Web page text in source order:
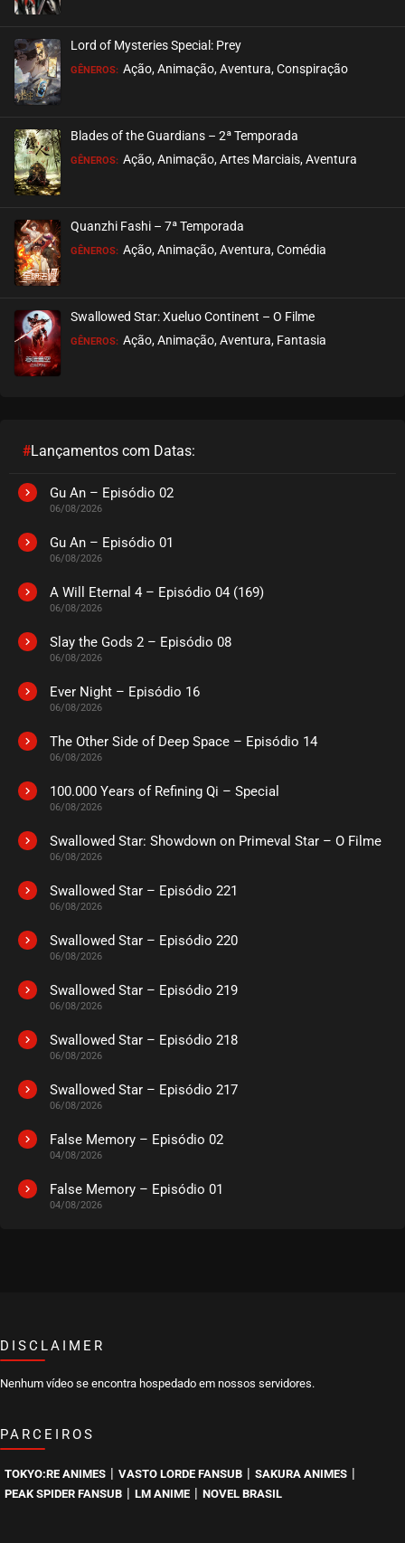
Lord of Mysteries Special: Prey
GÊNEROS: Ação, Animação, Aventura, Conspiração
Blades of the Guardians – 2ª Temporada
GÊNEROS: Ação, Animação, Artes Marciais, Aventura
Quanzhi Fashi – 7ª Temporada
GÊNEROS: Ação, Animação, Aventura, Comédia
Swallowed Star: Xueluo Continent – O Filme
GÊNEROS: Ação, Animação, Aventura, Fantasia
#Lançamentos com Datas:
Gu An – Episódio 02
06/08/2026
Gu An – Episódio 01
06/08/2026
A Will Eternal 4 – Episódio 04 (169)
06/08/2026
Slay the Gods 2 – Episódio 08
06/08/2026
Ever Night – Episódio 16
06/08/2026
The Other Side of Deep Space – Episódio 14
06/08/2026
100.000 Years of Refining Qi – Special
06/08/2026
Swallowed Star: Showdown on Primeval Star – O Filme
06/08/2026
Swallowed Star – Episódio 221
06/08/2026
Swallowed Star – Episódio 220
06/08/2026
Swallowed Star – Episódio 219
06/08/2026
Swallowed Star – Episódio 218
06/08/2026
Swallowed Star – Episódio 217
06/08/2026
False Memory – Episódio 02
04/08/2026
False Memory – Episódio 01
04/08/2026
DISCLAIMER
Nenhum vídeo se encontra hospedado em nossos servidores.
PARCEIROS
TOKYO:RE ANIMES VASTO LORDE FANSUB SAKURA ANIMES
PEAK SPIDER FANSUB LM ANIME NOVEL BRASIL